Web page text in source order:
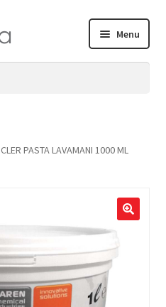
Menu
child
CLER PASTA LAVAMANI 1000 ML